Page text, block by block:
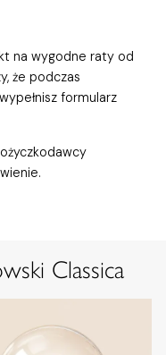
na wygodne raty od
że podczas
formularz
Classica